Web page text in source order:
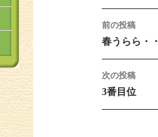
投稿
前の投稿
春うらら・
次の投稿
3番目位